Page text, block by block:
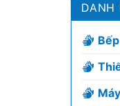
DANH